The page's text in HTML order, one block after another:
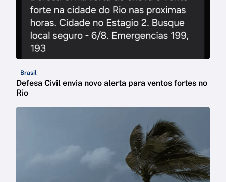
Brasil
Defesa Civil envia novo alerta para ventos fortes no
Rio